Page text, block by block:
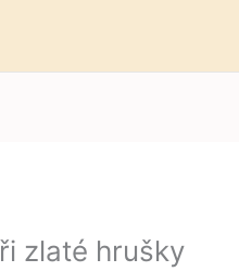
zlaté hrušky